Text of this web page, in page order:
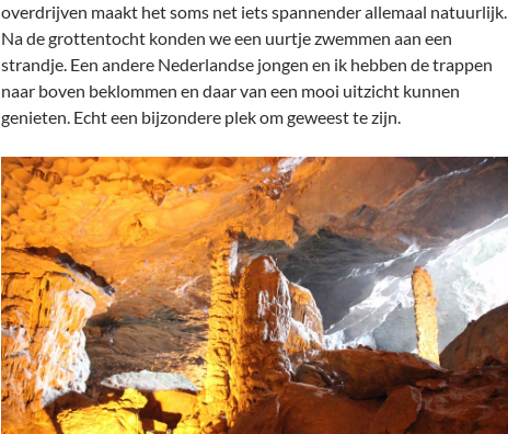
overdrijven maakt het soms net iets spannender allemaal natuurlijk.
Na de grottentocht konden we een uurtje zwemmen aan een
strandje. Een andere Nederlandse jongen en ik hebben de trappen
naar boven beklommen en daar van een mooi uitzicht kunnen
genieten. Echt een bijzondere plek om geweest te zijn.